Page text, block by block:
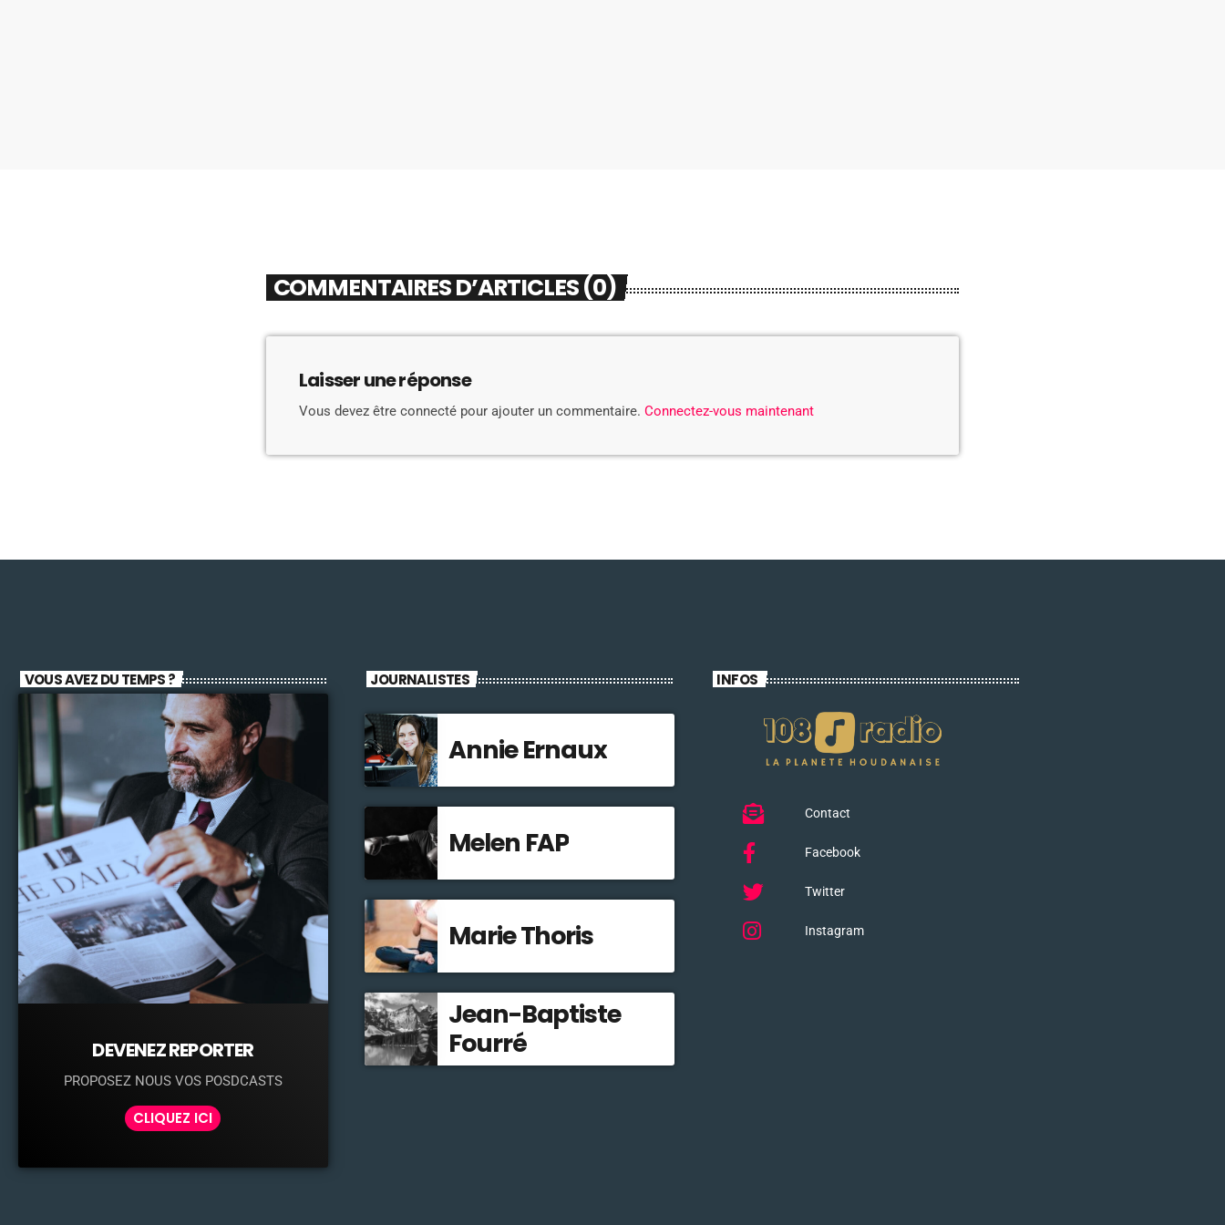
COMMENTAIRES D’ARTICLES (0)
Laisser une réponse
Vous devez être connecté pour ajouter un commentaire. Connectez-vous maintenant
VOUS AVEZ DU TEMPS ?
DEVENEZ REPORTER
PROPOSEZ NOUS VOS POSDCASTS
CLIQUEZ ICI
JOURNALISTES
Annie Ernaux
Melen FAP
Marie Thoris
Jean-Baptiste
Fourré
INFOS
Contact
Facebook
Twitter
Instagram